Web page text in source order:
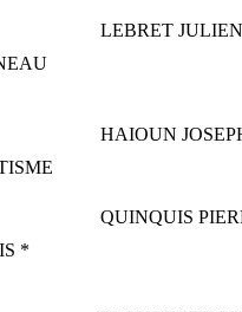
LEBRET JULIEN
HAIOUN
QUINQUIS
*